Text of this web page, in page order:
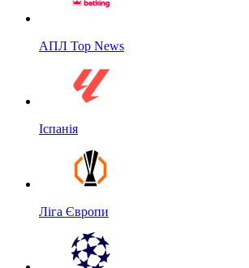
АПЛ Top News
Іспанія
Ліга Європи